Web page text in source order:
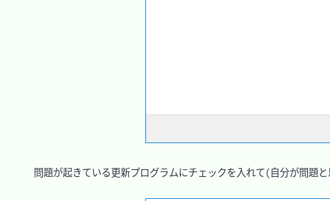
問題が起きている更新プログラムにチェックを入れて(自分が問題